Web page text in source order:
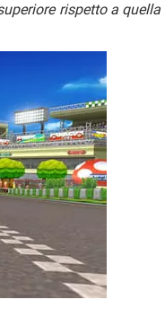
rispetto a quella